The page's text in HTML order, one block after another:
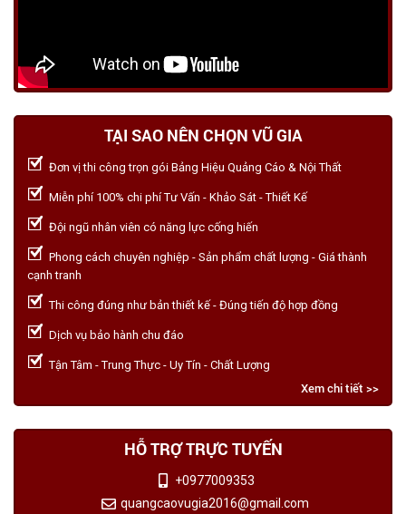
TẠI SAO NÊN CHỌN VŨ GIA
Đơn vị thi công trọn gói Bảng Hiệu Quảng Cáo & Nội Thất
Miễn phí 100% chi phí Tư Vấn - Khảo Sát - Thiết Kế
Đội ngũ nhân viên có năng lực cống hiến
Phong cách chuyên nghiệp - Sản phẩm chất lượng - Giá thành
cạnh tranh
Thi công đúng như bản thiết kế - Đúng tiến độ hợp đồng
Dịch vụ bảo hành chu đáo
Tận Tâm - Trung Thực - Uy Tín - Chất Lượng
Xem chi tiết >>
HỖ TRỢ TRỰC TUYẾN
+0977009353
quangcaovugia2016@gmail.com